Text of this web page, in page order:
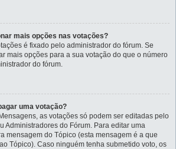
mais opções nas votações?
é fixado pelo administrador do fórum. Se
mais opções para a sua votação do que o número
do fórum.
uma votação?
as votações só podem ser editadas pelo
Administradores do Fórum. Para editar uma
mensagem do Tópico (esta mensagem é a que
Tópico). Caso ninguém tenha submetido voto, os